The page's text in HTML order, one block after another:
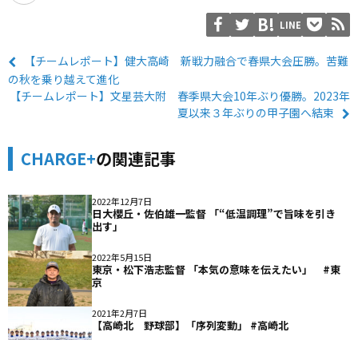
LINE
【チームレポート】健大高崎 新戦力融合で春県大会圧勝。苦難
の秋を乗り越えて進化
【チームレポート】文星芸大附 春季県大会10年ぶり優勝。2023年
夏以来３年ぶりの甲子園へ結束
CHARGE+の関連記事
2022年12月7日
日大櫻丘・佐伯雄一監督 「“低温調理”で旨味を引き
出す」
2022年5月15日
東京・松下浩志監督 「本気の意味を伝えたい」 #東
京
2021年2月7日
【高崎北 野球部】「序列変動」 #高崎北